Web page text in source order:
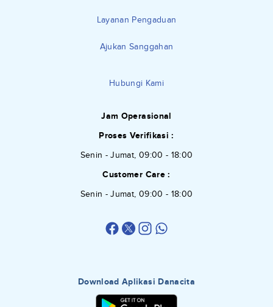
Layanan Pengaduan
Ajukan Sanggahan
Hubungi Kami
Jam Operasional
Proses Verifikasi :
Senin - Jumat, 09:00 - 18:00
Customer Care :
Senin - Jumat, 09:00 - 18:00
Download Aplikasi Danacita